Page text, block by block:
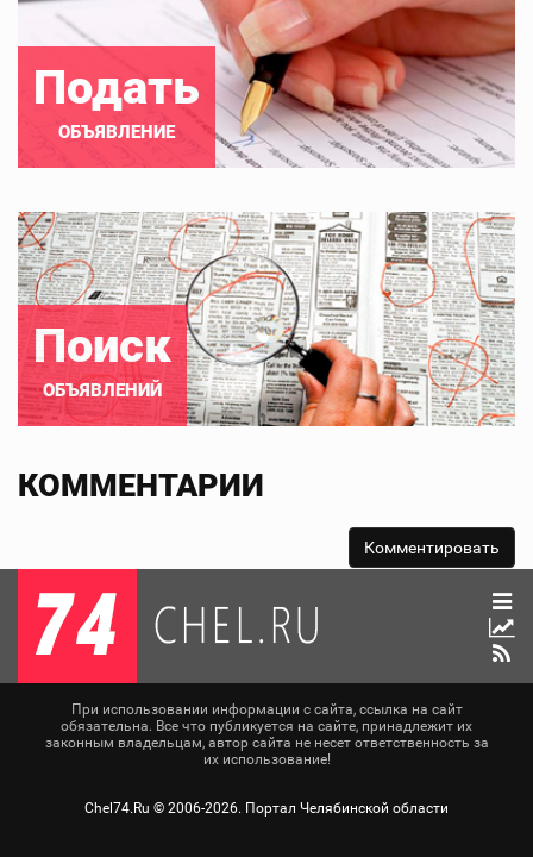
Подать
ОБЪЯВЛЕНИЕ
Поиск
ОБЪЯВЛЕНИЙ
КОММЕНТАРИИ
При использовании информации с сайта, ссылка на сайт
обязательна. Все что публикуется на сайте, принадлежит их
законным владельцам, автор сайта не несет ответственность за
их использование!
Chel74.Ru © 2006-2026. Портал Челябинской области